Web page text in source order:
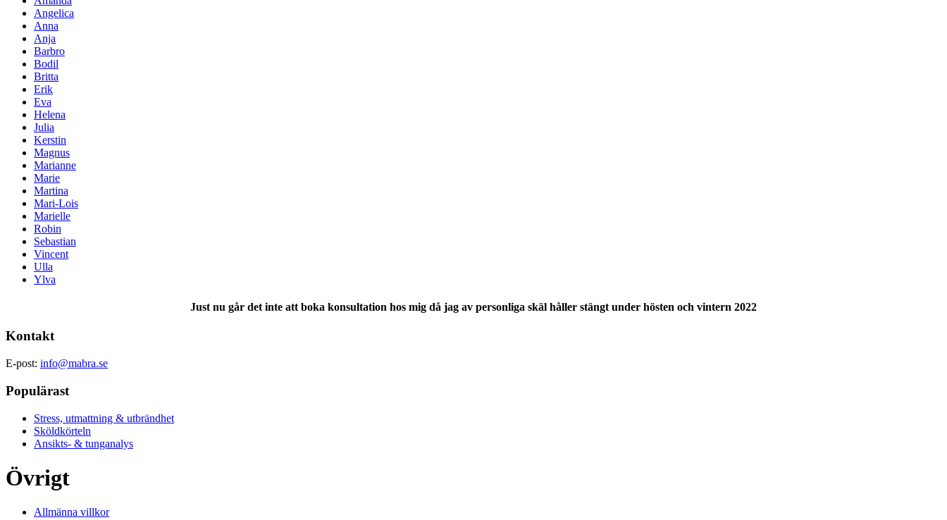
Angelica
Anna
Anja
Barbro
Bodil
Britta
Erik
Eva
Helena
Julia
Kerstin
Magnus
Marianne
Marie
Martina
Mari-Lois
Marielle
Robin
Sebastian
Vincent
Ulla
Ylva
Just nu går det inte att boka konsultation hos mig då jag av personliga skäl håller stängt under hösten och vintern 2022
Kontakt
E-post: info@mabra.se
Populärast
Stress, utmattning & utbrändhet
Sköldkörteln
Ansikts- & tunganalys
Övrigt
Allmänna villkor